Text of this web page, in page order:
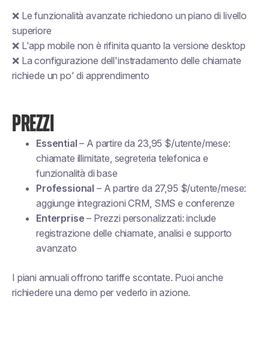
❌ Le funzionalità avanzate richiedono un piano di livello
superiore
❌ L'app mobile non è rifinita quanto la versione desktop
❌ La configurazione dell'instradamento delle chiamate
richiede un po' di apprendimento
PREZZI
Essential – A partire da 23,95 $/utente/mese:
chiamate illimitate, segreteria telefonica e
funzionalità di base
Professional – A partire da 27,95 $/utente/mese:
aggiunge integrazioni CRM, SMS e conferenze
Enterprise – Prezzi personalizzati: include
registrazione delle chiamate, analisi e supporto
avanzato
I piani annuali offrono tariffe scontate. Puoi anche
richiedere una demo per vederlo in azione.